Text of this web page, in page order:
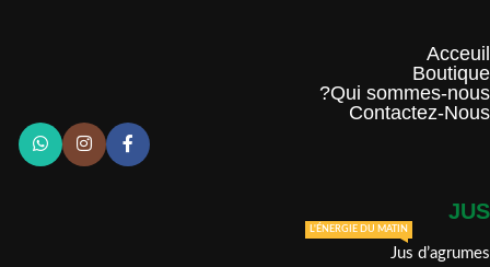
Acceuil
Boutique
Qui sommes-nous?
Contactez-Nous
JUS
Jus d’agrumes
L'ÉNERGIE DU MATIN